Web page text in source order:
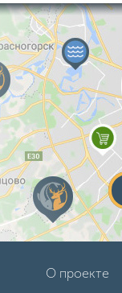
О проекте